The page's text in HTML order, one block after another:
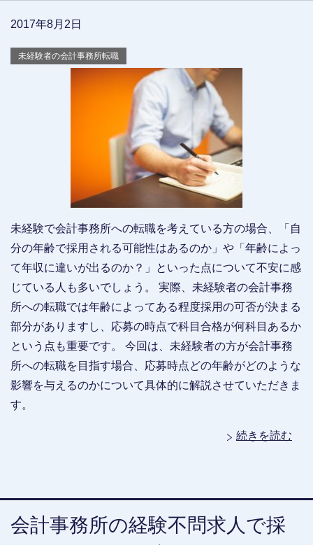
2017年8月2日
未経験者の会計事務所転職
未経験で会計事務所への転職を考えている方の場合、「自
分の年齢で採用される可能性はあるのか」や「年齢によっ
て年収に違いが出るのか？」といった点について不安に感
じている人も多いでしょう。 実際、未経験者の会計事務
所への転職では年齢によってある程度採用の可否が決まる
部分がありますし、応募の時点で科目合格が何科目あるか
という点も重要です。 今回は、未経験者の方が会計事務
所への転職を目指す場合、応募時点どの年齢がどのような
影響を与えるのかについて具体的に解説させていただきま
す。
続きを読む
会計事務所の経験不問求人で採